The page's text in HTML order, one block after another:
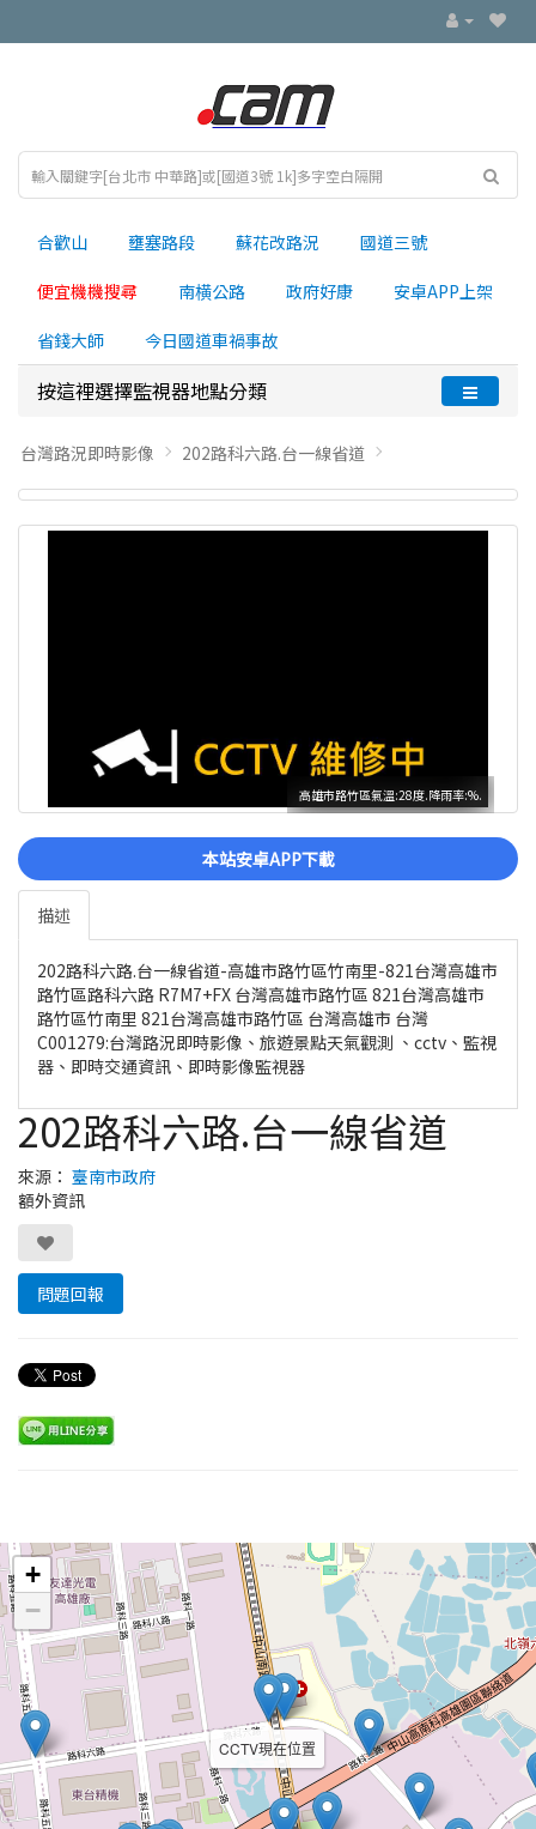
合歡山 壅塞路段 蘇花改路況 國道三號
便宜機機搜尋 南横公路 政府好康 安卓APP上架
省錢大師 今日國道車禍事故
按這裡選擇監視器地點分類
台灣路況即時影像 202路科六路.台一線省道
高雄市路竹區氣溫:28度.降雨率:%.
本站安卓APP下載
描述
202路科六路.台一線省道-高雄市路竹區竹南里-821台灣高雄市
路竹區路科六路 R7M7+FX 台灣高雄市路竹區 821台灣高雄市
路竹區竹南里 821台灣高雄市路竹區 台灣高雄市 台灣
C001279:台灣路況即時影像、旅遊景點天氣觀測 、cctv、監視
器、即時交通資訊、即時影像監視器
202路科六路.台一線省道
來源： 臺南市政府
額外資訊
問題回報
CCTV現在位置
+
−